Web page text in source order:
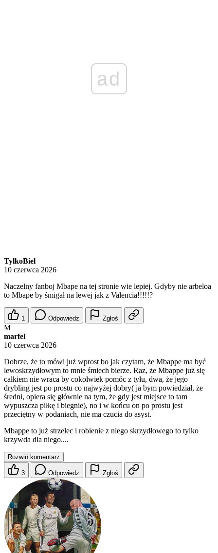
ad
TylkoBiel
10 czerwca 2026
Naczelny fanboj Mbape na tej stronie wie lepiej. Gdyby nie arbeloa
to Mbape by śmigał na lewej jak z Valencia!!!!!?
1 Odpowiedz Zgłoś
M
marfel
10 czerwca 2026
Dobrze, że to mówi już wprost bo jak czytam, że Mbappe ma być
lewoskrzydłowym to mnie śmiech bierze. Raz, że Mbappe już się
całkiem nie wraca by cokolwiek pomóc z tyłu, dwa, że jego
drybling jest po prostu co najwyżej dobry( ja bym powiedział, że
średni, opiera się głównie na tym, że gdy jest miejsce to tam
wypuszcza piłkę i biegnie), no i w końcu on po prostu jest
przeciętny w podaniach, nie ma czucia do asyst.
Mbappe to już strzelec i robienie z niego skrzydłowego to tylko
krzywda dla niego....
Rozwiń komentarz
3 Odpowiedz Zgłoś